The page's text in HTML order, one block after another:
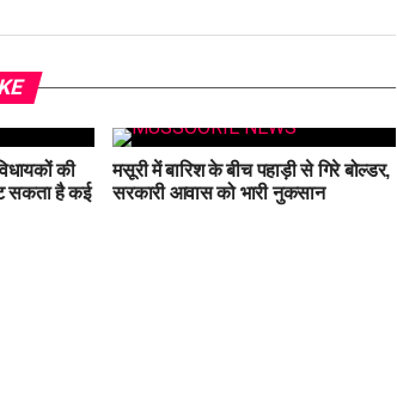
की
सकता है कई
मसूरी में बारिश के बीच पहाड़ी से गिरे बोल्डर,
सरकारी आवास को भारी नुकसान